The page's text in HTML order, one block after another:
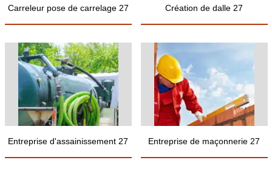
Carreleur pose de carrelage 27 Création de dalle 27
Entreprise d'assainissement 27 Entreprise de maçonnerie 27